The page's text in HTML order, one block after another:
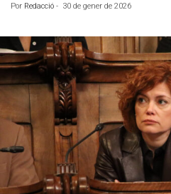
Por Redacció - 30 de gener de 2026